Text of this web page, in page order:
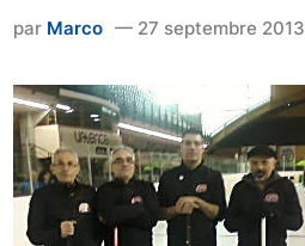
e
i
n
par Marco 27 septembre 2013